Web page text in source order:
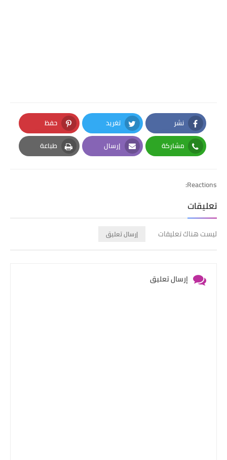
نشر
Facebook
تغريد
Twitter
حفظ
Pinterest
مشاركة
Whatsapp
إرسال
Email
طباعة
Print
Reactions:
تعليقات
ليست هناك تعليقات إرسال تعليق
إرسال تعليق